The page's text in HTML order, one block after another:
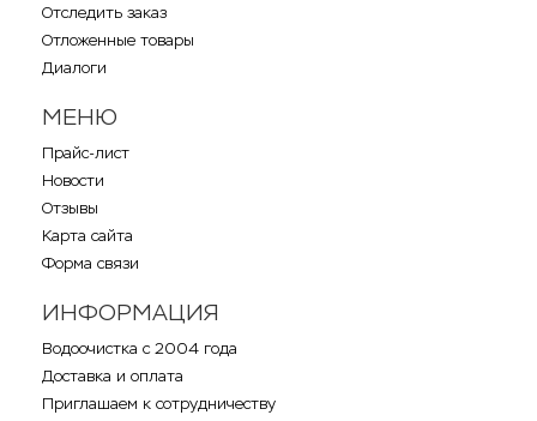
Отследить заказ
Отложенные товары
Диалоги
МЕНЮ
Прайс-лист
Новости
Отзывы
Карта сайта
Форма связи
ИНФОРМАЦИЯ
Водоочистка с 2004 года
Доставка и оплата
Приглашаем к сотрудничеству